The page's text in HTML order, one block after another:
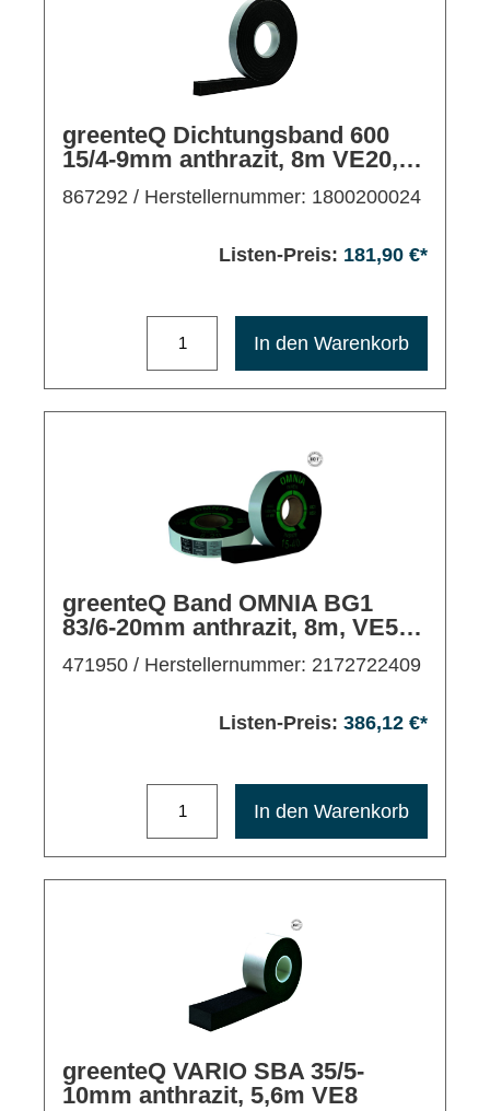
greenteQ Dichtungsband 600
15/4-9mm anthrazit, 8m VE20,
außen/mitte
867292 / Herstellernummer: 1800200024
Listen-Preis: 181,90 €*
In den Warenkorb
greenteQ Band OMNIA BG1
83/6-20mm anthrazit, 8m, VE5
Rollen
471950 / Herstellernummer: 2172722409
Listen-Preis: 386,12 €*
In den Warenkorb
greenteQ VARIO SBA 35/5-
10mm anthrazit, 5,6m VE8